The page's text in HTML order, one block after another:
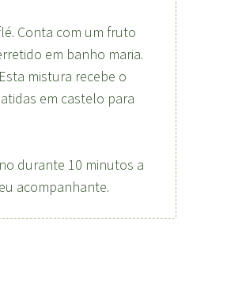
Conta com um fruto
em banho maria.
mistura recebe o
em castelo para
durante 10 minutos a
acompanhante.